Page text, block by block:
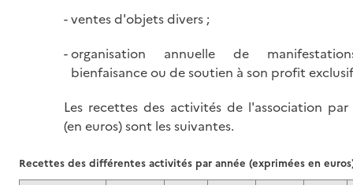
ventes d'objets divers ;
organisation annuelle de
bienfaisance ou de soutien à son profit
Les recettes des activités de l'association par
(en euros) sont les suivantes.
Recettes des différentes activités par année (exprimées en